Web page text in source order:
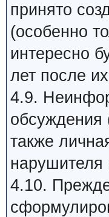
принято
(особенно
интересно
лет после
4.9.
обсуждения
также
4.10.